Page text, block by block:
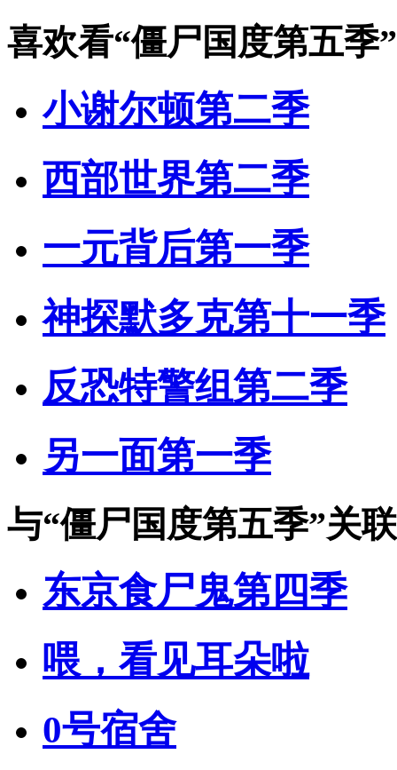
喜欢看“僵尸国度第五季”
小谢尔顿第二季
西部世界第二季
一元背后第一季
神探默多克第十一季
反恐特警组第二季
另一面第一季
与“僵尸国度第五季”关
东京食尸鬼第四季
喂，看见耳朵啦
0号宿舍